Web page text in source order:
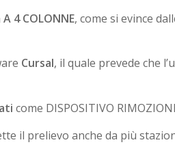
A 4 COLONNE, come si evince
Cursal, il quale prevede che
come DISPOSITIVO
il prelievo anche da più